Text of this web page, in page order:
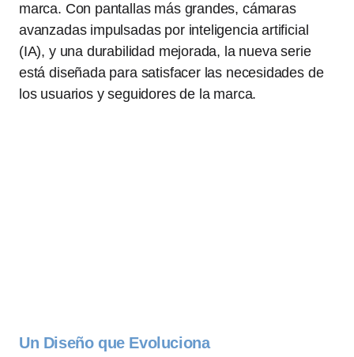
marca. Con pantallas más grandes, cámaras
avanzadas impulsadas por inteligencia artificial
(IA), y una durabilidad mejorada, la nueva serie
está diseñada para satisfacer las necesidades de
los usuarios y seguidores de la marca.
Un Diseño que Evoluciona